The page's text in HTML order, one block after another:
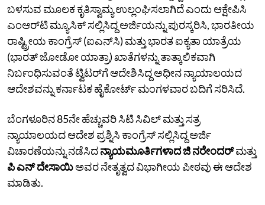
ಬಳಸುವ ಮೂಲಕ ಕೃತಿಸ್ವಾಮ್ಯ ಉಲ್ಲಂಘಿಸಲಾಗಿದೆ ಎಂದು ಆಕ್ಷೇಪಿಸಿ
ಎಂಆರ್‌ಟಿ ಮ್ಯೂಸಿಕ್‌ ಸಲ್ಲಿಸಿದ್ದ ಅರ್ಜಿಯನ್ನು ಪುರಸ್ಕರಿಸಿ, ಭಾರತೀಯ
ರಾಷ್ಟ್ರೀಯ ಕಾಂಗ್ರೆಸ್‌ (ಐಎನ್‌ಸಿ) ಮತ್ತು ಭಾರತ ಐಕ್ಯತಾ ಯಾತ್ರೆಯ
(ಭಾರತ್‌ ಜೋಡೋ ಯಾತ್ರಾ) ಖಾತೆಗಳನ್ನು ತಾತ್ಕಾಲಿಕವಾಗಿ
ನಿರ್ಬಂಧಿಸುವಂತೆ ಟ್ವಿಟರ್‌ಗೆ ಆದೇಶಿಸಿದ್ದ ಅಧೀನ ನ್ಯಾಯಾಲಯದ
ಆದೇಶವನ್ನು ಕರ್ನಾಟಕ ಹೈಕೋರ್ಟ್‌ ಮಂಗಳವಾರ ಬದಿಗೆ ಸರಿಸಿದೆ.
ಬೆಂಗಳೂರಿನ 85ನೇ ಹೆಚ್ಚುವರಿ ಸಿಟಿ ಸಿವಿಲ್‌ ಮತ್ತು ಸತ್ರ
ನ್ಯಾಯಾಲಯದ ಆದೇಶ ಪ್ರಶ್ನಿಸಿ ಕಾಂಗ್ರೆಸ್‌ ಸಲ್ಲಿಸಿದ್ದ ಅರ್ಜಿ
ವಿಚಾರಣೆಯನ್ನು ನಡೆಸಿದನ್ಯಾಯಮೂರ್ತಿಗಳಾದ ಜಿ ನರೇಂದರ್‌ಮತ್ತು
ಪಿ ಎನ್‌ ದೇಸಾಯಿಅವರ ನೇತೃತ್ವದ ವಿಭಾಗೀಯ ಪೀಠವು ಈ ಆದೇಶ
ಮಾಡಿತು.